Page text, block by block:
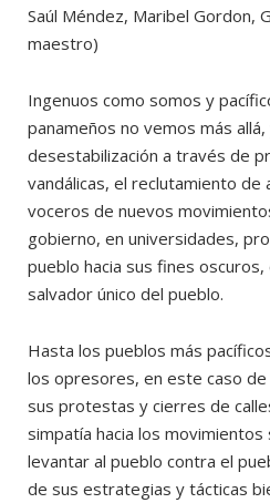
Saúl Méndez, Maribel Gordon,
maestro)
Ingenuos como somos y
panameños no vemos más
desestabilización a través de
vandálicas, el reclutamiento
voceros de nuevos
gobierno, en universidades,
pueblo hacia sus fines
salvador único del pueblo.
Hasta los pueblos más
los opresores, en este caso de
sus protestas y cierres de
simpatía hacia los movimientos
levantar al pueblo contra el
de sus estrategias y tácticas